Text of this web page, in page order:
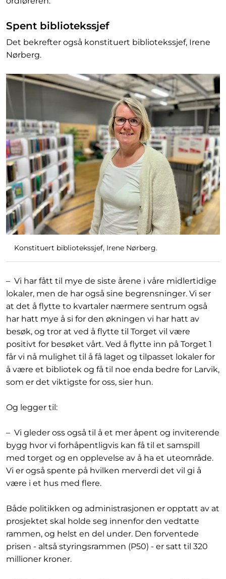
Spent bibliotekssjef
Det bekrefter også konstituert bibliotekssjef, Irene
Nørberg.
Konstituert bibliotekssjef, Irene Nørberg.
– Vi har fått til mye de siste årene i våre midlertidige
lokaler, men de har også sine begrensninger. Vi ser
at det å flytte to kvartaler nærmere sentrum også
har hatt mye å si for den økningen vi har hatt av
besøk, og tror at ved å flytte til Torget vil være
positivt for besøket vårt. Ved å flytte inn på Torget 1
får vi nå mulighet til å få laget og tilpasset lokaler for
å være et bibliotek og få til noe enda bedre for Larvik,
som er det viktigste for oss, sier hun.
Og legger til:
– Vi gleder oss også til å et mer åpent og inviterende
bygg hvor vi forhåpentligvis kan få til et samspill
med torget og en opplevelse av å ha et uteområde.
Vi er også spente på hvilken merverdi det vil gi å
være i et hus med flere.
Både politikken og administrasjonen er opptatt av at
prosjektet skal holde seg innenfor den vedtatte
rammen, og helst en del under. Den forventede
prisen - altså styringsrammen (P50) - er satt til 320
millioner kroner.